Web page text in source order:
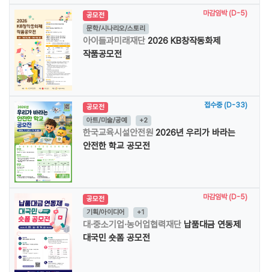
공모전
마감임박 (D-5)
문학/시나리오/스토리
아이들과미래재단 2026 KB창작동화제
작품공모전
공모전
접수중 (D-33)
아트/미술/공예
+2
한국교육시설안전원 2026년 우리가 바라는
안전한 학교 공모전
공모전
마감임박 (D-5)
기획/아이디어
+1
대·중소기업·농어업협력재단 납품대금 연동제
대국민 숏폼 공모전